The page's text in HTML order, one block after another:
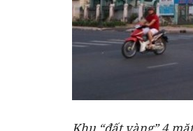
Khu “đất vàng” 4